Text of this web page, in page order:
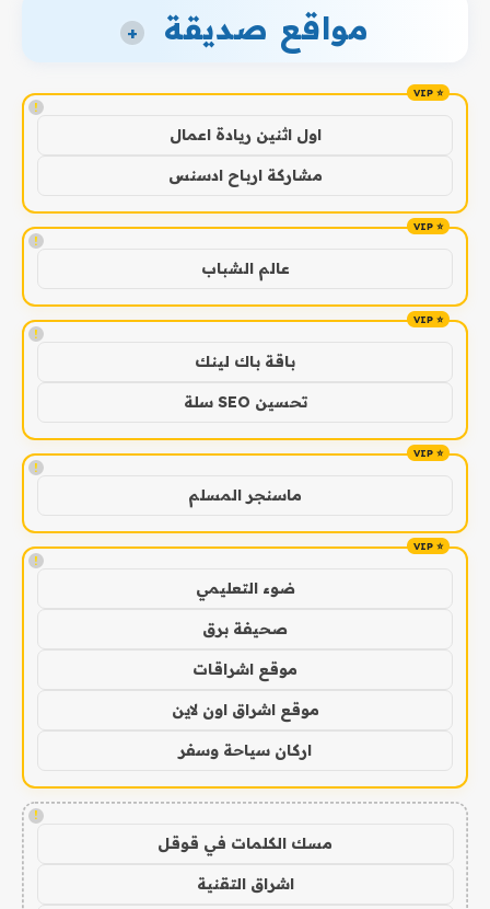
مواقع صديقة +
!
اول اثنين ريادة اعمال
مشاركة ارباح ادسنس
!
عالم الشباب
!
باقة باك لينك
تحسين SEO سلة
!
ماسنجر المسلم
!
ضوء التعليمي
صحيفة برق
موقع اشراقات
موقع اشراق اون لاين
اركان سياحة وسفر
!
مسك الكلمات في قوقل
اشراق التقنية